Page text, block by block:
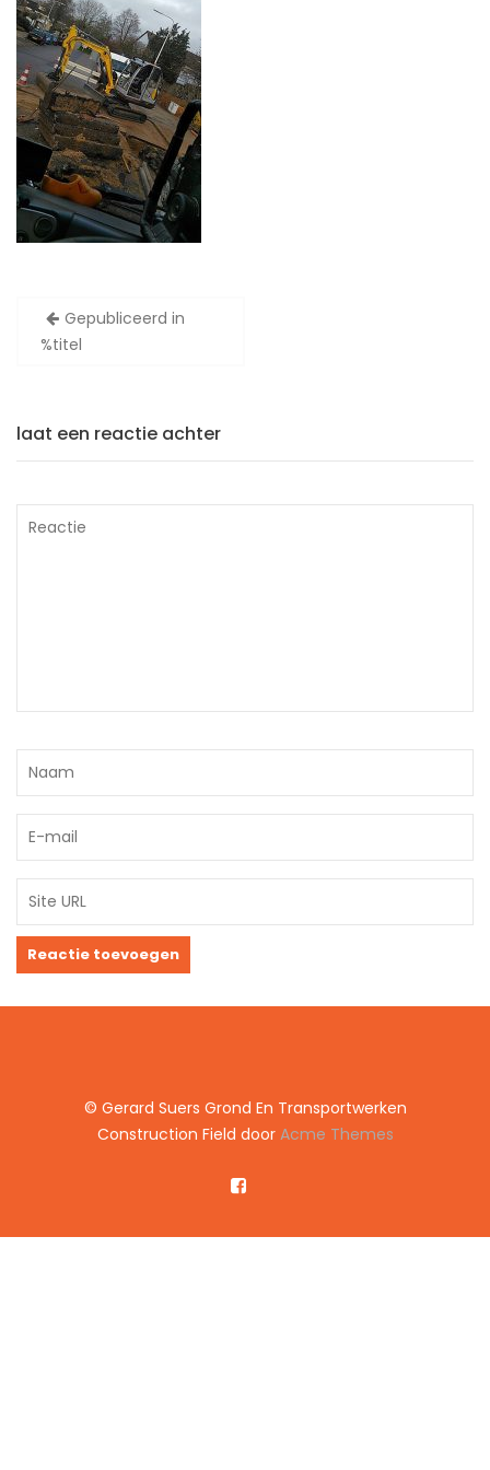
Bericht
navigatie
Gepubliceerd in
%titel
laat een reactie achter
© Gerard Suers Grond En Transportwerken
Construction Field door Acme Themes